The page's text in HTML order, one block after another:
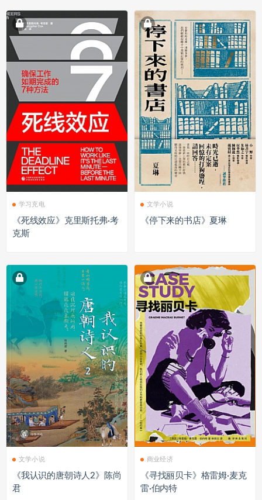
学习充电
《死线效应》克里斯托弗·考
克斯
文学小说
《停下来的书店》夏琳
文学小说
《我认识的唐朝诗人2》陈尚
君
商业经济
《寻找丽贝卡》格雷姆·麦克
雷·伯内特